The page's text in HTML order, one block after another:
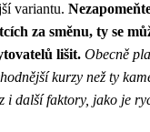
variantu.
za směnu, ty se
lišit. Obecně
kurzy než ty
i další faktory, jako je